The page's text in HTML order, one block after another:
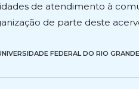
de atendimento à
de parte deste
FEDERAL DO RIO